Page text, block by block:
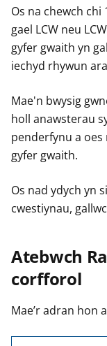
Os na chewch
gael LCW neu
gyfer gwaith yn
iechyd rhywun
Mae'n bwysig
holl anawsterau
penderfynu a
gyfer gwaith.
Os nad ydych yn
cwestiynau,
Atebwch
corfforol
Mae’r adran hon